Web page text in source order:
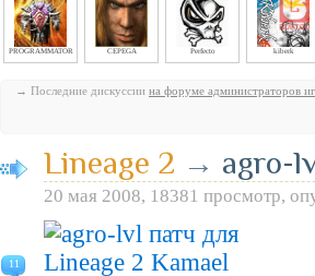
PROGRAMMATOR CEPEGA Perfecto kiberk
→ Последние дискуссии на форуме администраторов
11
Lineage 2 → agro-
20 мая 2008, 18381 просмотр,